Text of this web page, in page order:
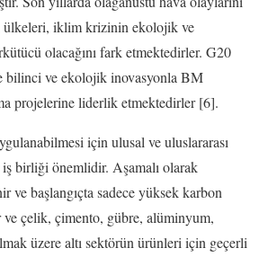
ülkeleri, iklim krizinin ekolojik ve
olacağını fark etmektedirler. G20
bilinci ve ekolojik inovasyonla BM
projelerine liderlik etmektedirler [6].
için ulusal ve uluslararası
iş birliği önemlidir. Aşamalı olarak
ve başlangıçta sadece yüksek karbon
çelik, çimento, gübre, alüminyum,
üzere altı sektörün ürünleri için geçerli